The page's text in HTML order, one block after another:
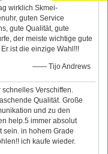
wirklich Skmei-
guten Service
gute Qualität, gute
der meiste wichtige gute
Er ist die einzige Wahl!!!
—— Tijo Andrews
schnelles Verschiffen.
Qualität. Große
und zu den
help.5 immer absolut
sein. in hohem Grade
ich kaufe wieder.